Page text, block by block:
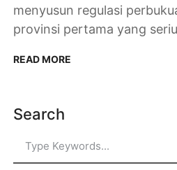
menyusun regulasi
provinsi pertama yang
READ MORE
Search